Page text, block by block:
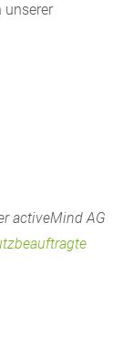
unserer
activeMind AG